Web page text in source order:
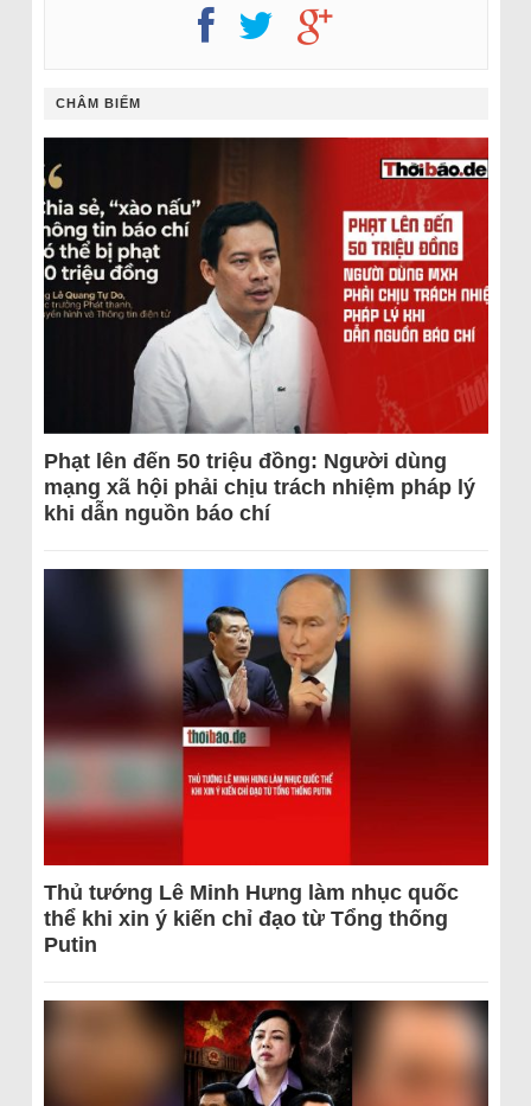
CHÂM BIẾM
Phạt lên đến 50 triệu đồng: Người dùng
mạng xã hội phải chịu trách nhiệm pháp lý
khi dẫn nguồn báo chí
Thủ tướng Lê Minh Hưng làm nhục quốc
thể khi xin ý kiến chỉ đạo từ Tổng thống
Putin